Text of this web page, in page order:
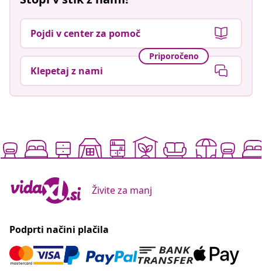
Pojdi v center za pomoč
Priporočeno
Klepetaj z nami
Živite za manj
Podprti načini plačila